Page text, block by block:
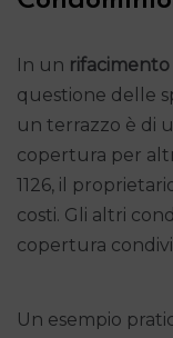
In un
questione delle
un terrazzo è di
copertura per
1126, il
costi. Gli altri
copertura
Un esempio